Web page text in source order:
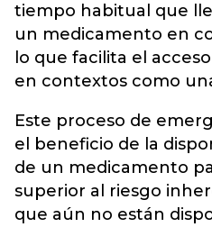
tiempo habitual que
un medicamento en
lo que facilita el
en contextos como
Este proceso de
el beneficio de la
de un medicamento
superior al riesgo
que aún no están